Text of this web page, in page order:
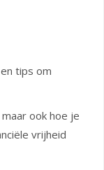
tips om
ook hoe je
vrijheid